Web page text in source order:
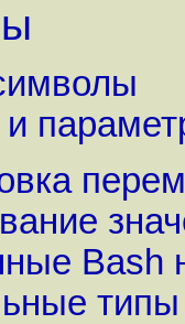
Bash